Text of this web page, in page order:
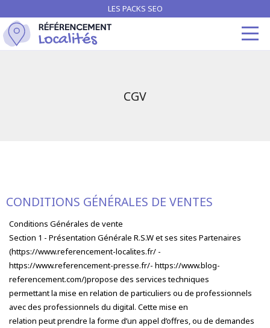
LES PACKS SEO
CGV
CONDITIONS GÉNÉRALES DE VENTES
Conditions Générales de vente
Section 1 - Présentation Générale R.S.W et ses sites Partenaires
(https://www.referencement-localites.fr/ -
https://www.referencement-presse.fr/- https://www.blog-
referencement.com/)propose des services techniques
permettant la mise en relation de particuliers ou de professionnels
avec des professionnels du digital. Cette mise en
relation peut prendre la forme d’un appel d’offres, ou de demandes